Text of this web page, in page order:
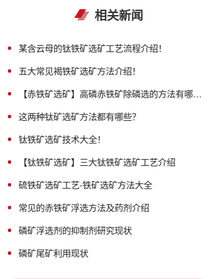
相关新闻
某含云母的钛铁矿选矿工艺流程介绍！
五大常见褐铁矿选矿方法介绍！
【赤铁矿选矿】高磷赤铁矿除磷选的方法有哪些？
这两种钛矿选矿方法都有哪些？
钛铁矿选矿技术大全！
【钛铁矿选矿】三大钛铁矿选矿工艺介绍
硫铁矿选矿工艺-铁矿选矿方法大全
常见的赤铁矿浮选方法及药剂介绍
磷矿浮选剂的抑制剂研究现状
磷矿尾矿利用现状